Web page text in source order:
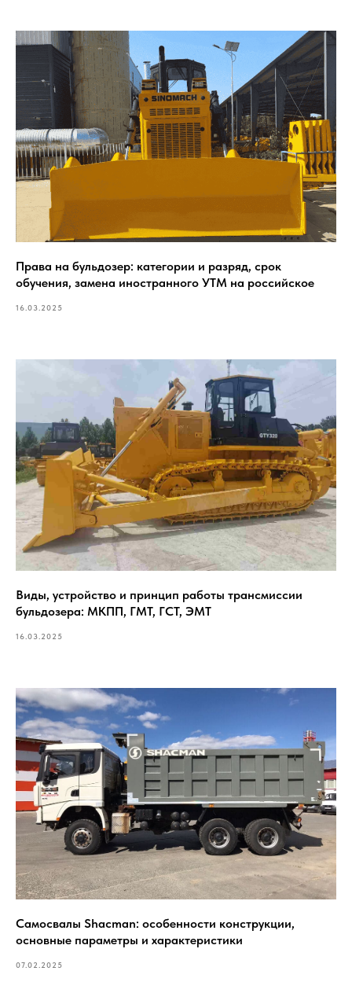
Права на бульдозер: категории и разряд, срок
обучения, замена иностранного УТМ на российское
16.03.2025
Виды, устройство и принцип работы трансмиссии
бульдозера: МКПП, ГМТ, ГСТ, ЭМТ
16.03.2025
Самосвалы Shacman: особенности конструкции,
основные параметры и характеристики
07.02.2025